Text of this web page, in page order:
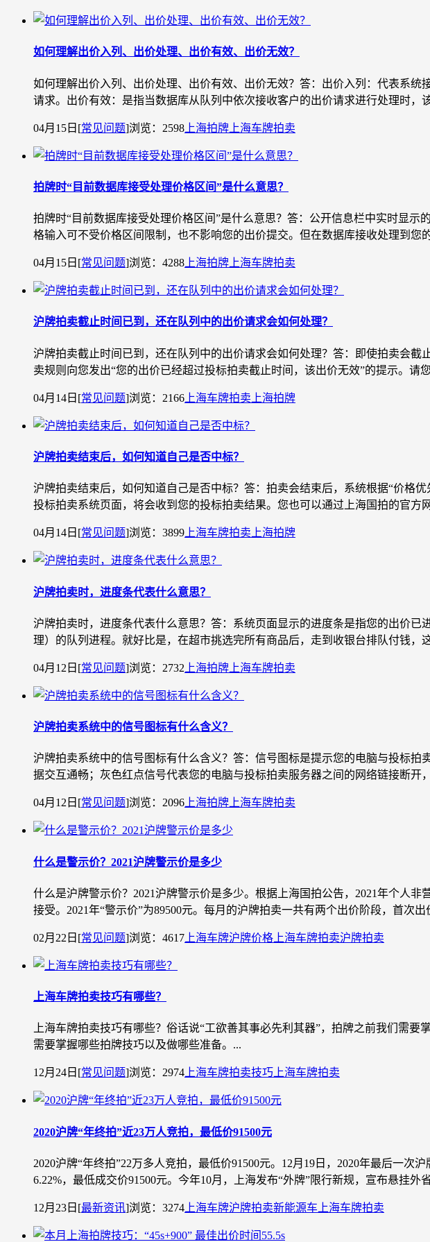
如何理解出价入列、出价处理、出价有效、出价无效？
如何理解出价入列、出价处理、出价有效、出价无效？答：出价入列：代表系
请求。出价有效：是指当数据库从队列中依次接收客户的出价请求进行处理时
04月15日 [常见问题]浏览：2598 上海拍牌 上海车牌拍卖
拍牌时“目前数据库接受处理价格区间”是什么意思？
拍牌时“目前数据库接受处理价格区间”是什么意思？答：公开信息栏中实时显
格输入可不受价格区间限制，也不影响您的出价提交。但在数据库接收处理到
04月15日 [常见问题]浏览：4288 上海拍牌 上海车牌拍卖
沪牌拍卖截止时间已到，还在队列中的出价请求会如何处理？
沪牌拍卖截止时间已到，还在队列中的出价请求会如何处理？答：即使拍卖会
卖规则向您发出“您的出价已经超过投标拍卖截止时间，该出价无效”的提示。请
04月14日 [常见问题]浏览：2166 上海车牌拍卖 上海拍牌
沪牌拍卖结束后，如何知道自己是否中标？
沪牌拍卖结束后，如何知道自己是否中标？答：拍卖会结束后，系统根据“价格
投标拍卖系统页面，将会收到您的投标拍卖结果。您也可以通过上海国拍的官方
04月14日 [常见问题]浏览：3899 上海车牌拍卖 上海拍牌
沪牌拍卖时，进度条代表什么意思？
沪牌拍卖时，进度条代表什么意思？答：系统页面显示的进度条是指您的出价
理）的队列进程。就好比是，在超市挑选完所有商品后，走到收银台排队付钱
04月12日 [常见问题]浏览：2732 上海拍牌 上海车牌拍卖
沪牌拍卖系统中的信号图标有什么含义？
沪牌拍卖系统中的信号图标有什么含义？答：信号图标是提示您的电脑与投标
据交互通畅；灰色红点信号代表您的电脑与投标拍卖服务器之间的网络链接断
04月12日 [常见问题]浏览：2096 上海拍牌 上海车牌拍卖
什么是警示价？2021沪牌警示价是多少
什么是沪牌警示价？2021沪牌警示价是多少。根据上海国拍公告，2021年个人
接受。2021年“警示价”为89500元。每月的沪牌拍卖一共有两个出价阶段，首次
02月22日 [常见问题]浏览：4617 上海车牌沪牌价格 上海车牌拍卖沪牌拍卖
上海车牌拍卖技巧有哪些？
上海车牌拍卖技巧有哪些？俗话说“工欲善其事必先利其器”，拍牌之前我们需
需要掌握哪些拍牌技巧以及做哪些准备。...
12月24日 [常见问题]浏览：2974 上海车牌拍卖技巧 上海车牌拍卖
2020沪牌“年终拍”近23万人竞拍，最低价91500元
2020沪牌“年终拍”22万多人竞拍，最低价91500元。12月19日，2020年最后一
6.22%，最低成交价91500元。今年10月，上海发布“外牌”限行新规，宣布悬挂外
12月23日 [最新资讯]浏览：3274 上海车牌沪牌拍卖新能源车 上海车牌拍卖